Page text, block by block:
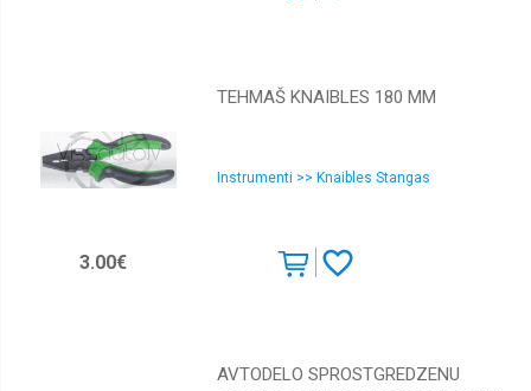
TEHMAŠ KNAIBLES 180 MM
Instrumenti >> Knaibles Stangas
3.00€
AVTODELO SPROSTGREDZENU